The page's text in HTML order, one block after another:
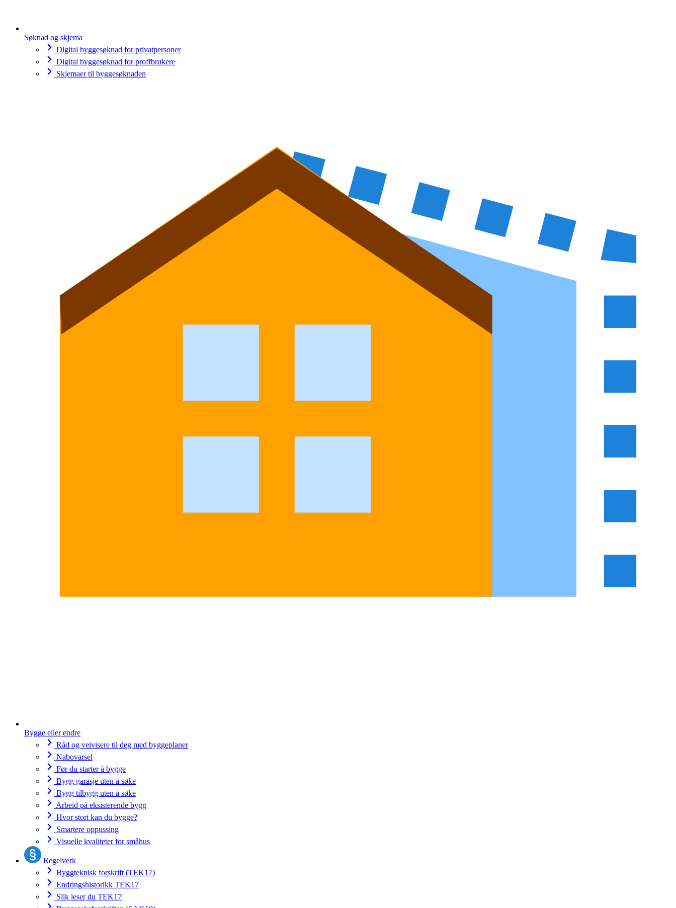
Søknad og skjema
Digital byggesøknad for privatpersoner
Digital byggesøknad for proffbrukere
Skjemaer til byggesøknaden
Bygge eller endre
Råd og veivisere til deg med byggeplaner
Nabovarsel
Før du starter å bygge
Bygg garasje uten å søke
Bygg tilbygg uten å søke
Arbeid på eksisterende bygg
Hvor stort kan du bygge?
Smartere oppussing
Visuelle kvaliteter for småhus
Regelverk
Byggteknisk forskrift (TEK17)
Endringshistorikk TEK17
Slik leser du TEK17